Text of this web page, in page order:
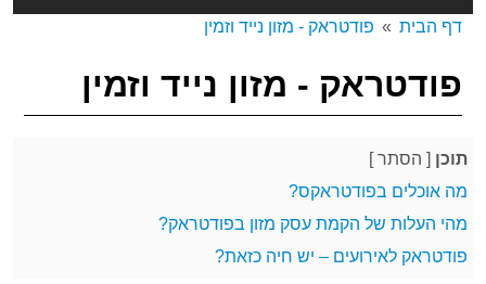
דף הבית פודטראק - מזון נייד וזמין
פודטראק - מזון נייד וזמין
תוכן [ הסתר]
מה אוכלים בפודטראקס?
מהי העלות של הקמת עסק מזון בפודטראק?
פודטראק לאירועים – יש חיה כזאת?